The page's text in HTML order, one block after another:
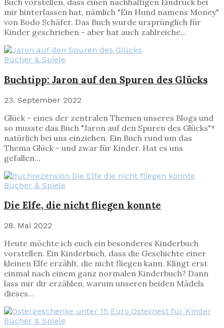
Buch vorstellen, dass einen nachhaltigen Eindruck bei
mir hinterlassen hat, nämlich "Ein Hund namens Money"
von Bodo Schäfer. Das Buch wurde ursprünglich für
Kinder geschrieben - aber hat auch zahlreiche...
Bücher & Spiele
Buchtipp: Jaron auf den Spuren des Glücks
23. September 2022
Glück - eines der zentralen Themen unseres Blogs und
so musste das Buch "Jaron auf den Spuren des Glücks"*
natürlich bei uns einziehen. Ein Buch rund um das
Thema Glück - und zwar für Kinder. Hat es uns
gefallen...
Bücher & Spiele
Die Elfe, die nicht fliegen konnte
28. Mai 2022
Heute möchte ich euch ein besonderes Kinderbuch
vorstellen. Ein Kinderbuch, dass die Geschichte einer
kleinen Elfe erzählt, die nicht fliegen kann. Klingt erst
einmal nach einem ganz normalen Kinderbuch? Dann
lass mir dir erzählen, warum unseren beiden Mädels
dieses...
Bücher & Spiele